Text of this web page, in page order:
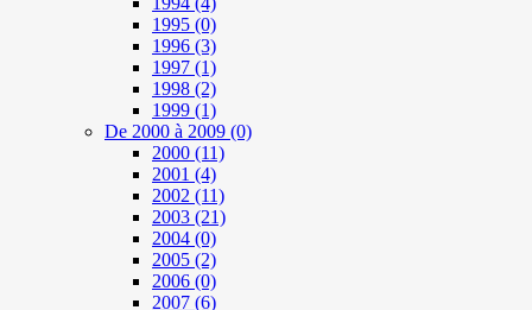
1995 (0)
1996 (3)
1997 (1)
1998 (2)
1999 (1)
De 2000 à 2009 (0)
2000 (11)
2001 (4)
2002 (11)
2003 (21)
2004 (0)
2005 (2)
2006 (0)
2007 (6)